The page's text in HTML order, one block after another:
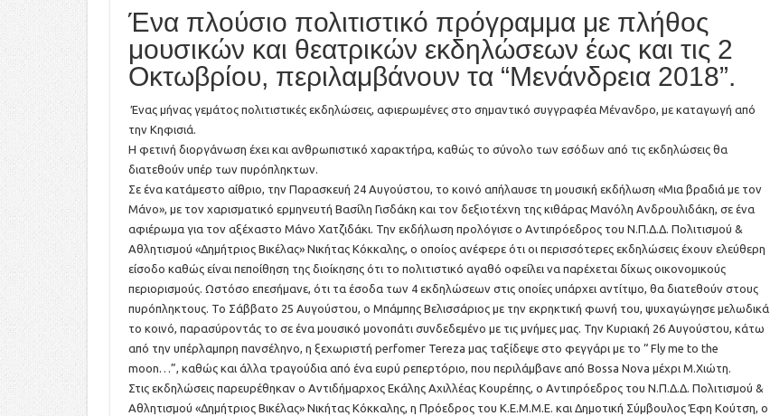
Ένα πλούσιο πολιτιστικό πρόγραμμα με πλήθος
μουσικών και θεατρικών εκδηλώσεων έως και τις 2
Οκτωβρίου, περιλαμβάνουν τα “Μενάνδρεια 2018”.
Ένας μήνας γεμάτος πολιτιστικές εκδηλώσεις, αφιερωμένες στο σημαντικό συγγραφέα Μένανδρο, με καταγωγή από
την Κηφισιά.
Η φετινή διοργάνωση έχει και ανθρωπιστικό χαρακτήρα, καθώς το σύνολο των εσόδων από τις εκδηλώσεις θα
διατεθούν υπέρ των πυρόπληκτων.
Σε ένα κατάμεστο αίθριο, την Παρασκευή 24 Αυγούστου, το κοινό απήλαυσε τη μουσική εκδήλωση «Μια βραδιά με τον
Μάνο», με τον χαρισματικό ερμηνευτή Βασίλη Γισδάκη και τον δεξιοτέχνη της κιθάρας Μανόλη Ανδρουλιδάκη, σε ένα
αφιέρωμα για τον αξέχαστο Μάνο Χατζιδάκι. Την εκδήλωση προλόγισε ο Αντιπρόεδρος του Ν.Π.Δ.Δ. Πολιτισμού &
Αθλητισμού «Δημήτριος Βικέλας» Νικήτας Κόκκαλης, ο οποίος ανέφερε ότι οι περισσότερες εκδηλώσεις έχουν ελεύθερη
είσοδο καθώς είναι πεποίθηση της διοίκησης ότι το πολιτιστικό αγαθό οφείλει να παρέχεται δίχως οικονομικούς
περιορισμούς. Ωστόσο επεσήμανε, ότι τα έσοδα των 4 εκδηλώσεων στις οποίες υπάρχει αντίτιμο, θα διατεθούν στους
πυρόπληκτους. Το Σάββατο 25 Αυγούστου, ο Μπάμπης Βελισσάριος με την εκρηκτική φωνή του, ψυχαγώγησε μελωδικά
το κοινό, παρασύροντάς το σε ένα μουσικό μονοπάτι συνδεδεμένο με τις μνήμες μας. Την Κυριακή 26 Αυγούστου, κάτω
από την υπέρλαμπρη πανσέληνο, η ξεχωριστή perfomer Tereza μας ταξίδεψε στο φεγγάρι με το “ Fly me to the
moon…”, καθώς και άλλα τραγούδια από ένα ευρύ ρεπερτόριο, που περιλάμβανε από Bossa Nova μέχρι Μ.Χιώτη.
Στις εκδηλώσεις παρευρέθηκαν ο Αντιδήμαρχος Εκάλης Αχιλλέας Κουρέπης, ο Αντιπρόεδρος του Ν.Π.Δ.Δ. Πολιτισμού &
Αθλητισμού «Δημήτριος Βικέλας» Νικήτας Κόκκαλης, η Πρόεδρος του Κ.Ε.Μ.Μ.Ε. και Δημοτική Σύμβουλος Έφη Κούτση, ο